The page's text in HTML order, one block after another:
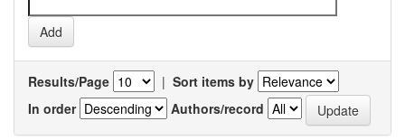
Results/Page | Sort items by
In order
Authors/record